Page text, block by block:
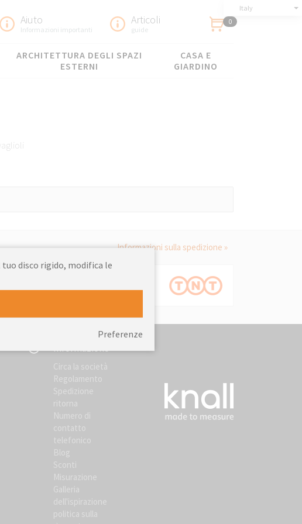
Italy
Aiuto
Informazioni importanti
Articoli
guide
0
ARCHITETTURA DEGLI SPAZI
ESTERNI
CASA E
GIARDINO
imbandite con eleganza.
Informazioni sulla spedizione »
Informazione
Circa la società
Regolamento
Spedizione
ritorna
Numero di
contatto
telefonico
Blog
Sconti
Misurazione
Galleria
dell'ispirazione
politica sulla
disco rigido, modifica le
Preferenze